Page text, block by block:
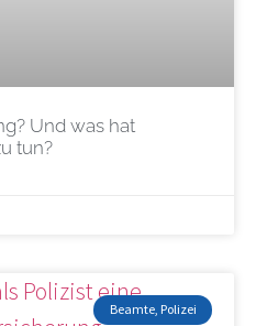
Und was hat
tun?
Beamte, Polizei